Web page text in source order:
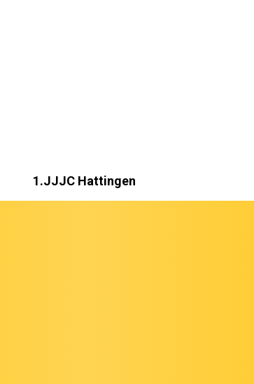
1.JJJC Hattingen